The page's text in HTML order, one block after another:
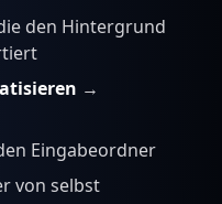
den Hintergrund
→
Eingabeordner
von selbst